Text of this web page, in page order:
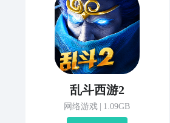
乱斗西游2
网络游戏 1.09GB